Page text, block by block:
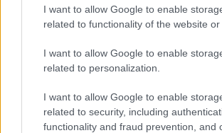
I want to allow Google to enable
related to functionality of the website or
I want to allow Google to enable
related to personalization.
I want to allow Google to enable
related to security, including
functionality and fraud prevention, and